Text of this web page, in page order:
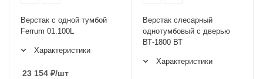
Верстак с одной тумбой
Ferrum 01.100L
Характеристики
23 154 ₽/шт
Верстак слесарный
однотумбовый с дверью
ВТ-1800 ВТ
Характеристики